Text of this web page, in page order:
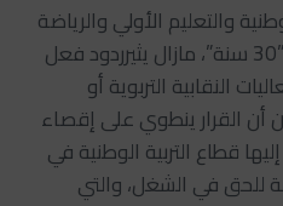
والتعليم الأولي والرياضة
بتسقيف سن ولوج التعليم في”30 سنة”، مازال يثيرردود فعل
النقابية التربوية أو
أن القرار ينطوي على إقصاء
قطاع التربية الوطنية في
للحق في الشغل، والتي